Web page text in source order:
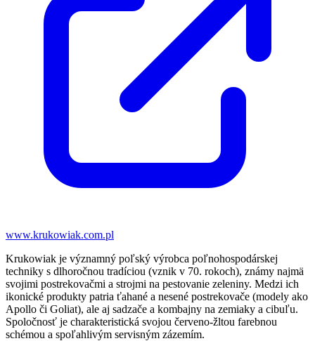
www.krukowiak.com.pl
Krukowiak je významný poľský výrobca poľnohospodárskej
techniky s dlhoročnou tradíciou (vznik v 70. rokoch), známy najmä
svojimi postrekovačmi a strojmi na pestovanie zeleniny. Medzi ich
ikonické produkty patria ťahané a nesené postrekovače (modely ako
Apollo či Goliat), ale aj sadzače a kombajny na zemiaky a cibuľu.
Spoločnosť je charakteristická svojou červeno-žltou farebnou
schémou a spoľahlivým servisným zázemím.